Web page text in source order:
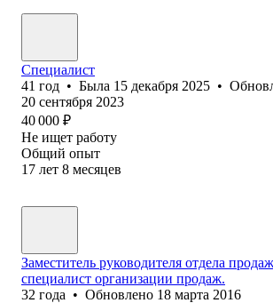
Специалист
41 год • Была 15 декабря 2025 •
20 сентября 2023
40 000 ₽
Не ищет работу
Общий опыт
17 лет 8 месяцев
Заместитель руководителя отдела
специалист организации продаж.
32 года • Обновлено 18 марта 2016